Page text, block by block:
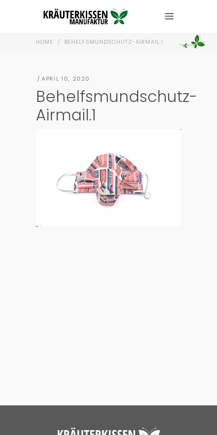
HOME / BEHELFSMUNDSCHUTZ-AIRMAIL.1
APRIL 10, 2020
Behelfsmundschutz-
Airmail.1